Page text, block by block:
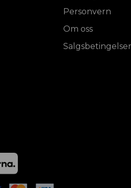
Personvern
Om oss
Salgsbetingelser